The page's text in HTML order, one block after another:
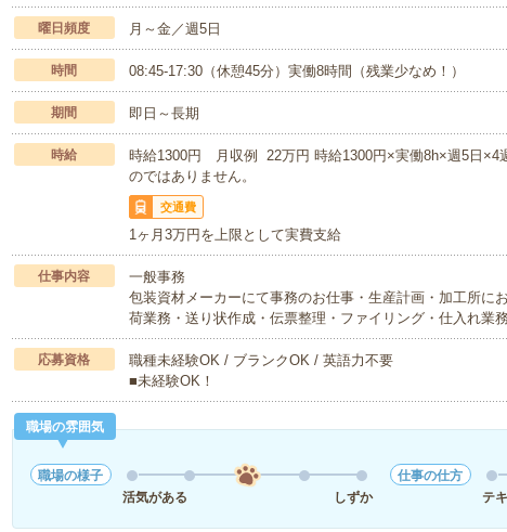
曜日頻度 月～金／週5日
時間 08:45-17:30（休憩45分）実働8時間（残業少なめ！）
期間 即日～長期
時給
時給1300円 月収例 22万円 時給1300円×実働8h×週5日
のではありません。
交通費
1ヶ月3万円を上限として実費支給
仕事内容
一般事務
包装資材メーカーにて事務のお仕事・生産計画・加工所に
荷業務・送り状作成・伝票整理・ファイリング・仕入れ業
応募資格
職種未経験OK / ブランクOK / 英語力不要
■未経験OK！
職場の雰囲気
職場の様子
活気がある
しずか
仕事の仕方
テ